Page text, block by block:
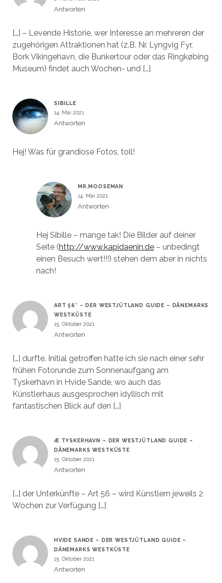
Antworten
[…] – Levende Historie, wer Interesse an mehreren der
zugehörigen Attraktionen hat (z.B. Nr. Lyngvig Fyr,
Bork Vikingehavn, die Bunkertour oder das Ringkøbing
Museum) findet auch Wochen- und […]
SIBILLE
14. Mai 2021
Antworten
Hej! Was für grandiose Fotos, toll!
MR.MOOSEMAN
14. Mai 2021
Antworten
Hej Sibille – mange tak! Die Bilder auf deiner
Seite (http://www.kapidaenin.de– unbedingt
einen Besuch wert!!!) stehen dem aber in nichts
nach!
ART 56° – DER WESTJÜTLAND GUIDE – DÄNEMARKS
WESTKÜSTE
15. Oktober 2021
Antworten
[…] durfte. Initial getroffen hatte ich sie nach einer sehr
frühen Fotorunde zum Sonnenaufgang am
Tyskerhavn in Hvide Sande, wo auch das
Künstlerhaus ausgesprochen idyllisch mit
fantastischen Blick auf den […]
Æ TYSKERHAVN – DER WESTJÜTLAND GUIDE –
DÄNEMARKS WESTKÜSTE
15. Oktober 2021
Antworten
[…] der Unterkünfte – Art 56 – wird Künstlern jeweils 2
Wochen zur Verfügung […]
HVIDE SANDE – DER WESTJÜTLAND GUIDE –
DÄNEMARKS WESTKÜSTE
15. Oktober 2021
Antworten